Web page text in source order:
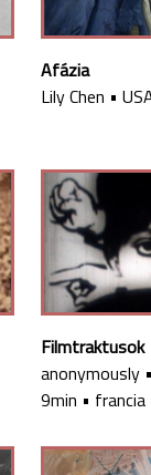
Afázia
Lily Chen •
Filmtraktusok
anonymously
9min • francia